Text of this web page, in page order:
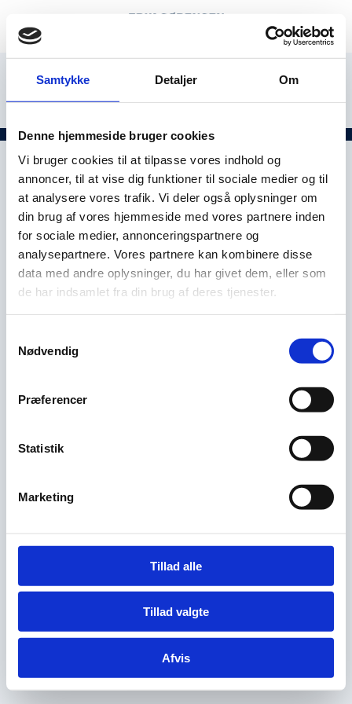
Samtykke Detaljer Om
Denne hjemmeside bruger cookies
Vi bruger cookies til at tilpasse vores indhold og
annoncer, til at vise dig funktioner til sociale medier og til
at analysere vores trafik. Vi deler også oplysninger om
din brug af vores hjemmeside med vores partnere inden
for sociale medier, annonceringspartnere og
analysepartnere. Vores partnere kan kombinere disse
data med andre oplysninger, du har givet dem, eller som
de har indsamlet fra din brug af deres tjenester.
Nødvendig
Præferencer
Statistik
Marketing
Tillad alle
Tillad valgte
Afvis